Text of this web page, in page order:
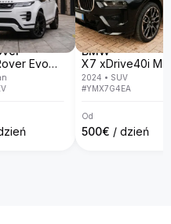
wybrałeś – w idealnym
był komfortowy,
Twoich potrzeb.
Aston Martin
Range Rover Evoque
BMW
2024 • SUV
#YMX7G4EA
Od
500€ / dzień